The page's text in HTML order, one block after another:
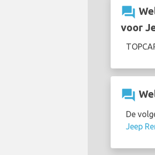
question_answer
voor
question_answer
De
Jeep